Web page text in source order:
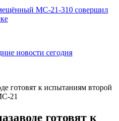
МС-21‑310 совершил
готовят к испытаниям второй
21
готовят к